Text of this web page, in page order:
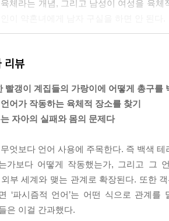
체라는 개념, 그리고 남성이 여성을 육
현장으로부터 괴리된 정신분석학적 문
하는지 고려하지 않는다. 개념을 이런 식
게서도, 혹은 이념 비판적 틀로 이해하
념화”하려고 노력을 기울인다. 원칙적
대의 가장 외곽 초소는 다베르크에 있었
한 난장판이 벌어져 있었다. 빨갱이 반
뚱이는 빨갱이 “간호부”다. 건강한 날
리뷰
빨갱이 계집들의 가랑이에 어떻게 총구를
어가 작동하는 육체적 장소를 찾기
자아의 실패와 몸의 문제다
엇보다 언어 사용에 주목한다. 즉 백색
가보다 어떻게 작동했는가, 그리고 그
부 세계와 맺는 관계로 확장된다. 또한
‘파시즘적 언어’는 어떤 식으로 관계
은 이걸 간과했다.